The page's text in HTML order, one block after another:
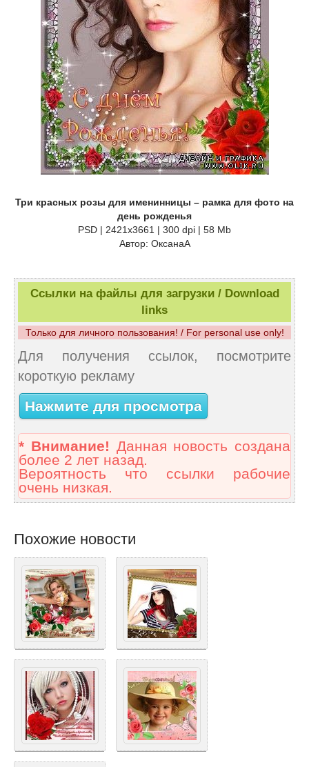
Три красных розы для именинницы – рамка для фото на
день рожденья
PSD | 2421х3661 | 300 dpi | 58 Mb
Автор: ОксанаА
Ссылки на файлы для загрузки / Download
links
Только для личного пользования! / For personal use only!
Для получения ссылок, посмотрите
короткую рекламу
Нажмите для просмотра
* Внимание! Данная новость создана
более 2 лет назад.
Вероятность что ссылки рабочие
очень низкая.
Похожие новости